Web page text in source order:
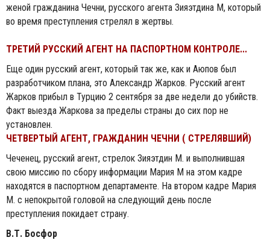
женой гражданина Чечни, русского агента Зияэтдина М, который
во время преступления стрелял в жертвы.
ТРЕТИЙ РУССКИЙ АГЕНТ НА ПАСПОРТНОМ КОНТРОЛЕ...
Еще один русский агент, который так же, как и Аюпов был
разработчиком плана, это Александр Жарков. Русский агент
Жарков прибыл в Турцию 2 сентября за две недели до убийств.
Факт выезда Жаркова за пределы страны до сих пор не
установлен.
ЧЕТВЕРТЫЙ АГЕНТ, ГРАЖДАНИН ЧЕЧНИ ( СТРЕЛЯВШИЙ)
Чеченец, русский агент, стрелок Зияэтдин М. и выполнившая
свою миссию по сбору информации Мария М на этом кадре
находятся в паспортном департаменте. На втором кадре Мария
М. с непокрытой головой на следующий день после
преступления покидает страну.
B.Т. Босфор